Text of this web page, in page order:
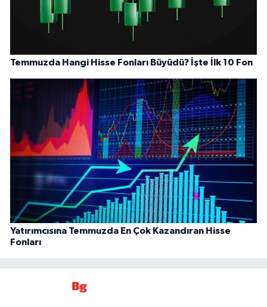
Temmuzda Hangi Hisse Fonları Büyüdü? İşte İlk 10 Fon
Yatırımcısına Temmuzda En Çok Kazandıran Hisse
Fonları